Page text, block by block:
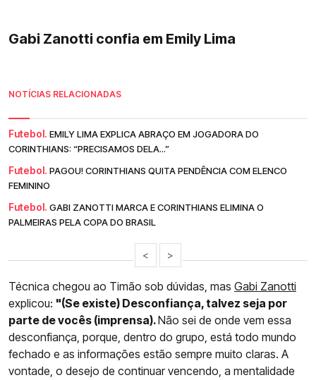
Gabi Zanotti confia em Emily Lima
NOTÍCIAS RELACIONADAS
Futebol. EMILY LIMA EXPLICA ABRAÇO EM JOGADORA DO
CORINTHIANS: “PRECISAMOS DELA...”
Futebol. PAGOU! CORINTHIANS QUITA PENDÊNCIA COM ELENCO
FEMININO
Futebol. GABI ZANOTTI MARCA E CORINTHIANS ELIMINA O
PALMEIRAS PELA COPA DO BRASIL
< >
Técnica chegou ao Timão sob dúvidas, mas Gabi Zanotti
explicou: "(Se existe) Desconfiança, talvez seja por
parte de vocês (imprensa).Não sei de onde vem essa
desconfiança, porque, dentro do grupo, está todo mundo
fechado e as informações estão sempre muito claras. A
vontade, o desejo de continuar vencendo, a mentalidade